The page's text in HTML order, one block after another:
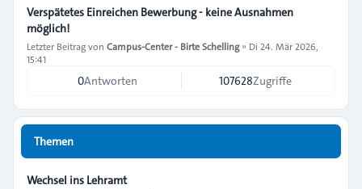
Verspätetes Einreichen Bewerbung - keine Ausnahmen
möglich!
Letzter Beitrag von Campus-Center - Birte Schelling» Di 24. Mär 2026,
15:41
0Antworten 107628Zugriffe
Themen
Wechsel ins Lehramt